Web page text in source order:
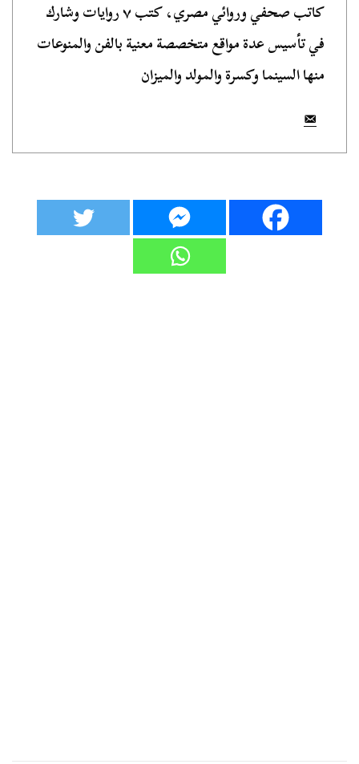
كاتب صحفي وروائي مصري، كتب ٧ روايات وشارك
في تأسيس عدة مواقع متخصصة معنية بالفن والمنوعات
منها السينما وكسرة والمولد والميزان